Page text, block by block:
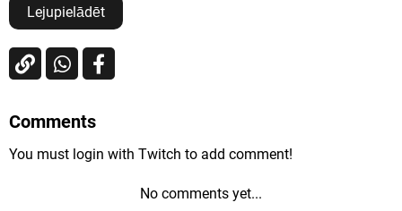
Lejupielādēt
Comments
You must login with Twitch to add comment!
No comments yet...